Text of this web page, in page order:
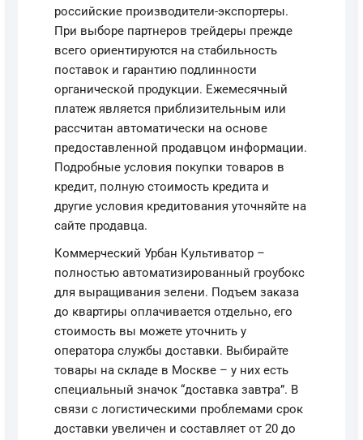
российские производители-экспортеры.
При выборе партнеров трейдеры прежде
всего ориентируются на стабильность
поставок и гарантию подлинности
органической продукции. Ежемесячный
платеж является приблизительным или
рассчитан автоматически на основе
предоставленной продавцом информации.
Подробные условия покупки товаров в
кредит, полную стоимость кредита и
другие условия кредитования уточняйте на
сайте продавца.
Коммерческий Урбан Культиватор –
полностью автоматизированный гроубокс
для выращивания зелени. Подъем заказа
до квартиры оплачивается отдельно, его
стоимость вы можете уточнить у
оператора службы доставки. Выбирайте
товары на складе в Москве – у них есть
специальный значок “доставка завтра”. В
связи с логистическими проблемами срок
доставки увеличен и составляет от 20 до